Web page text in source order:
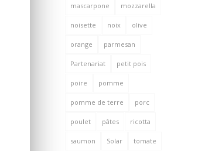
mascarpone mozzarella
noisette noix olive
orange parmesan
Partenariat petit pois
poire pomme
pomme de terre porc
poulet pâtes ricotta
saumon Solar tomate